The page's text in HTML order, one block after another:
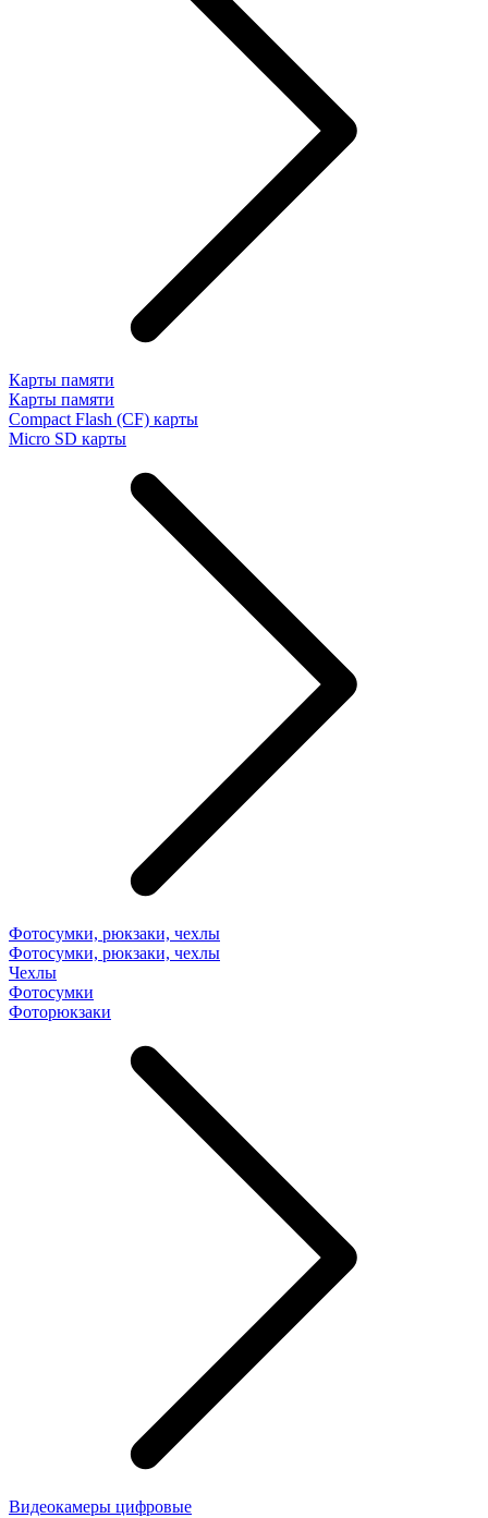
Карты памяти
Карты памяти
Compact Flash (CF) карты
Micro SD карты
Фотосумки, рюкзаки, чехлы
Фотосумки, рюкзаки, чехлы
Чехлы
Фотосумки
Фоторюкзаки
Видеокамеры цифровые